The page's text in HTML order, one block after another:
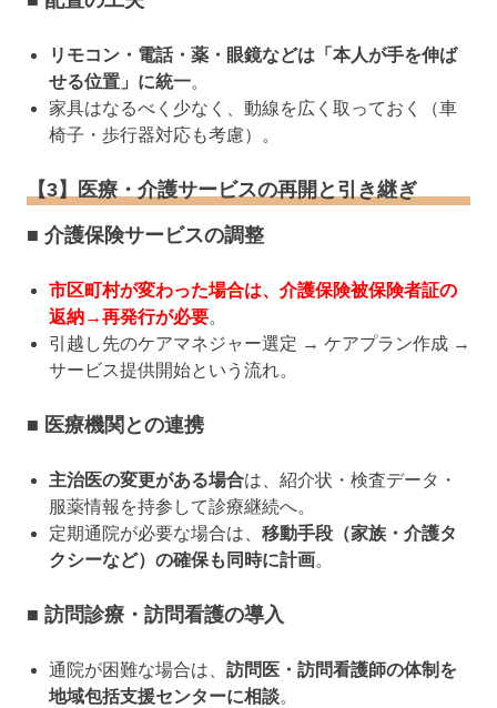
リモコン・電話・薬・眼鏡などは「本人が手を伸ば
せる位置」に統一。
家具はなるべく少なく、動線を広く取っておく（車
椅子・歩行器対応も考慮）。
【3】医療・介護サービスの再開と引き継ぎ
■ 介護保険サービスの調整
市区町村が変わった場合は、介護保険被保険者証の
返納→再発行が必要。
引越し先のケアマネジャー選定 → ケアプラン作成 →
サービス提供開始という流れ。
■ 医療機関との連携
主治医の変更がある場合は、紹介状・検査データ・
服薬情報を持参して診療継続へ。
定期通院が必要な場合は、 移動手段（家族・介護タ
クシーなど）の確保も同時に計画。
■ 訪問診療・訪問看護の導入
通院が困難な場合は、 訪問医・訪問看護師の体制を
地域包括支援センターに相談。